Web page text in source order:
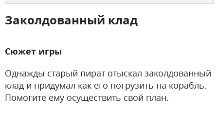
Заколдованный клад
Сюжет игры
Однажды старый пират отыскал заколдованный
клад и придумал как его погрузить на корабль.
Помогите ему осуществить свой план.